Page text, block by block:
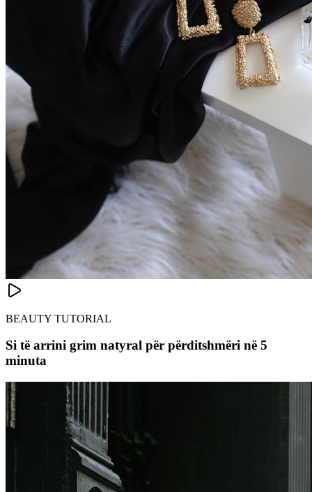
BEAUTY TUTORIAL
Si të arrini grim natyral për përditshmëri në 5
minuta